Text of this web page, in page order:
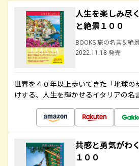
人生を楽しみ尽
と絶景１００
BOOKS 旅の名言＆絶景
2022.11.18 発売
世界を４０年以上歩いてきた「地球の
けする、人生を輝かせるイタリアの名
共感と勇気がわ
１００